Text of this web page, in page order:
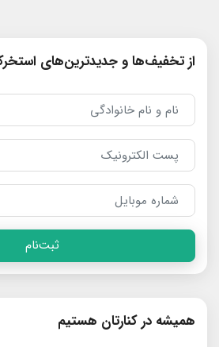
از تخفیف‌ها و جدیدترین‌های
ثبت‌نام
همیشه در کنارتان هستیم